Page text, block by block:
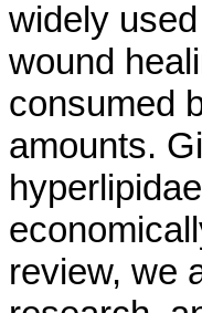
widely
wound
consumed
amounts.
review, we